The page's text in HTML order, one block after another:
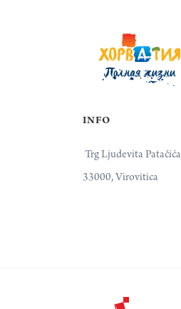
INFO
Trg Ljudevita
33000, Virovitica